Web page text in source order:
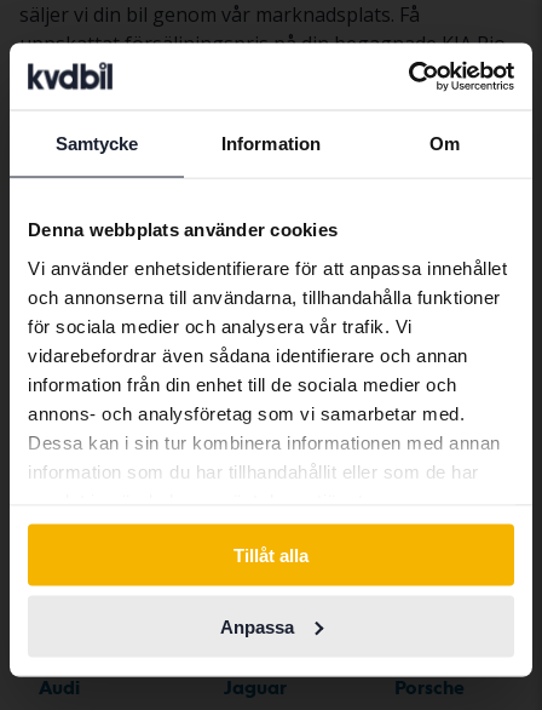
Samtycke Information Om
Denna webbplats använder cookies
Vi använder enhetsidentifierare för att anpassa innehållet
och annonserna till användarna, tillhandahålla funktioner
för sociala medier och analysera vår trafik. Vi
vidarebefordrar även sådana identifierare och annan
information från din enhet till de sociala medier och
annons- och analysföretag som vi samarbetar med.
Dessa kan i sin tur kombinera informationen med annan
information som du har tillhandahållit eller som de har
Tillåt alla
Anpassa
säljer vi din bil genom vår marknadsplats. Få
uppskattat försäljningspris på din begagnade KIA Rio
här.
Bilar KIA
KIA Cee’d
KIA EV6
KIA Niro
KIA Picanto
KIA Rio
KIA Sorento
KIA Soul
KIA Sportage
KIA Venga
Bilmärken
Audi
Iveco
Jaguar
Porsche
Preferred language
We have detected that your browser
Swedish. To better service our friends
abroad we have an English language
site (kvdcars.com) that contains all the
same vehicles and services.
Continue in Swedish